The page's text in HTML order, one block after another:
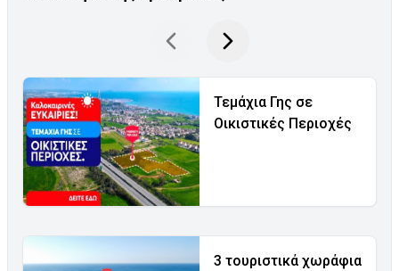
Τεμάχια Γης σε
Οικιστικές Περιοχές
3 τουριστικά χωράφια